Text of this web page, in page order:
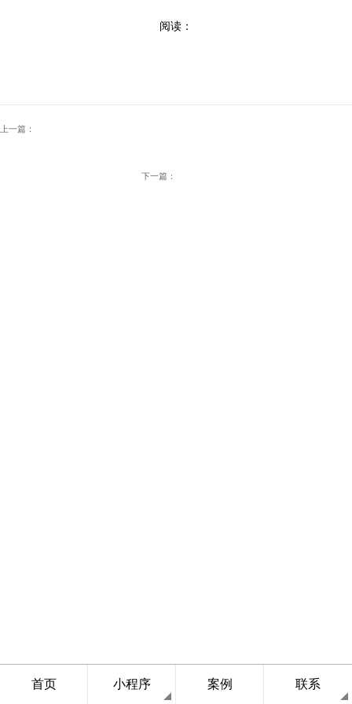
阅读：
上一篇：
下一篇：
首页 小程序 案例 联系